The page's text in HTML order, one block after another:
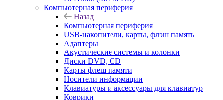
Компьютерная периферия
Назад
Компьютерная периферия
USB-накопители, карты, флэш память
Адаптеры
Акустические системы и колонки
Диски DVD, CD
Карты флеш памяти
Носители информации
Клавиатуры и аксессуары для клавиатур
Коврики